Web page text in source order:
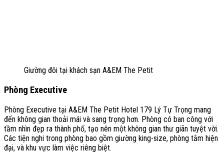
Giường đôi tại khách sạn A&EM The Petit
Phòng Executive
Phòng Executive tại A&EM The Petit Hotel 179 Lý Tự Trọng mang
đến không gian thoải mái và sang trọng hơn. Phòng có ban công với
tầm nhìn đẹp ra thành phố, tạo nên một không gian thư giãn tuyệt vời.
Các tiện nghi trong phòng bao gồm giường king-size, phòng tắm hiện
đại, và khu vực làm việc riêng biệt.